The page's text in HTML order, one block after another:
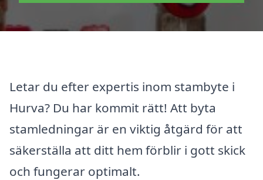
Letar du efter expertis inom stambyte i
Hurva? Du har kommit rätt! Att byta
stamledningar är en viktig åtgärd för att
säkerställa att ditt hem förblir i gott skick
och fungerar optimalt.